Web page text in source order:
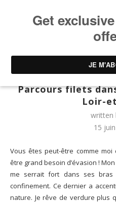
AxE VOYAGES |
AxE VOYAGES | Voyages &
Parcours filets
Loir-
written
15
Vous êtes peut-être comme
être grand besoin d’évasion !
me serrait fort dans ses bras
confinement. Ce dernier a
nature. Je rêve de verdure plus